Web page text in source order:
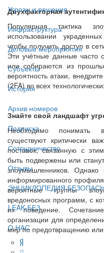
Угрозы и решения
Инфраструктура
Деловые мероприятия
Субъекты
История
Архив номеров
Подписка
Сотрудничество
Отзывы
ЭНЦИКЛОПЕДИЯ
LEAK-БЕЗ
О НАС
Двухфакторная
Популярная тактика
использовании
чтобы получить доступ в
Эти учётные данные
или собираются из
вероятность атаки,
(2FA) во всех
Знайте свой ландшафт
Необходимо понимать
существуют критически
поставок, связанную с
быть подвержены или
злоумышленников.
информированного
вероятные группы
вредоносных программ, с
их поведение.
организации для
мер по предотвращению